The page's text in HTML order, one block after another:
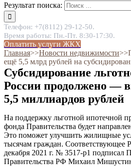
Результат поиска:
Телефон: +7(8112) 29-12-50.
Время работы: Пн.-Пт. 8:30-17:30.
Оплатить услуги ЖКХ
Главная˃˃Новости недвижимости˃˃
ещё 5,5 млрд рублей на
Субсидирование
России продолжено —
5,5 миллиардов рублей
На поддержку льготной ипотечной
фонда Правительства будет
Это поможет улучшить жилищные
тысячам граждан. Соответствующее
декабря 2021 г. № 3517-р1 подписал
Правительства РФ Михаил